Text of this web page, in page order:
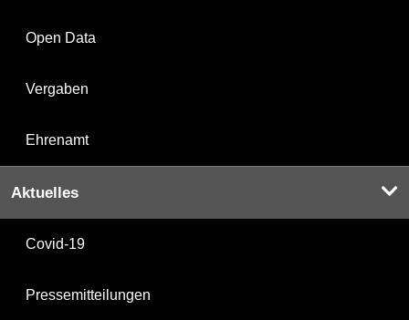
Open Data
Vergaben
Ehrenamt
Aktuelles
Covid-19
Pressemitteilungen